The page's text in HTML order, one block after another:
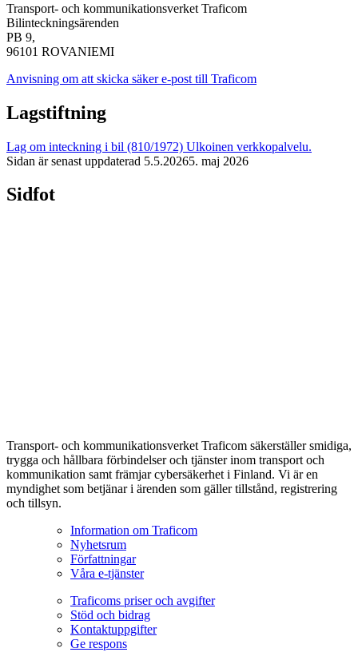
Transport- och kommunikationsverket Traficom
Bilinteckningsärenden
PB 9,
96101 ROVANIEMI
Anvisning om att skicka säker e-post till Traficom
Lagstiftning
Lag om inteckning i bil (810/1972) Ulkoinen verkkopalvelu.
Sidan är senast uppdaterad 5.5.20265. maj 2026
Sidfot
Transport- och kommunikationsverket Traficom säkerställer smidiga,
trygga och hållbara förbindelser och tjänster inom transport och
kommunikation samt främjar cybersäkerhet i Finland. Vi är en
myndighet som betjänar i ärenden som gäller tillstånd, registrering
och tillsyn.
Information om Traficom
Nyhetsrum
Författningar
Våra e-tjänster
Traficoms priser och avgifter
Stöd och bidrag
Kontaktuppgifter
Ge respons